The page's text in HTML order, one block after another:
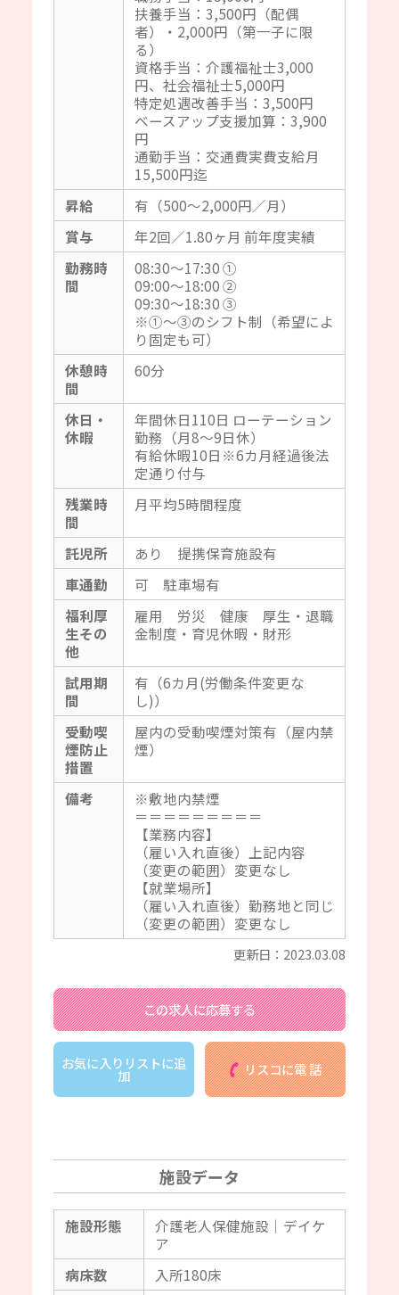
扶養手当：3,500円（配偶
者）・2,000円（第一子に限
る）
資格手当：介護福祉士3,000
円、社会福祉士5,000円
特定処遇改善手当：3,500円
ベースアップ支援加算：3,900
円
通勤手当：交通費実費支給月
15,500円迄
昇給
有（500～2,000円／月）
賞与
年2回／1.80ヶ月 前年度実績
勤務時
間
08:30～17:30 ①
09:00～18:00 ②
09:30～18:30 ③
※①～③のシフト制（希望によ
り固定も可）
休憩時
間
60分
休日・
休暇
年間休日110日 ローテーション
勤務（月8～9日休）
有給休暇10日※6カ月経過後法
定通り付与
残業時
間
月平均5時間程度
託児所
あり 提携保育施設有
車通勤
可 駐車場有
福利厚
生その
他
雇用 労災 健康 厚生・退職
金制度・育児休暇・財形
試用期
間
有（6カ月(労働条件変更な
し)）
受動喫
煙防止
措置
屋内の受動喫煙対策有（屋内禁
煙）
備考
※敷地内禁煙
＝＝＝＝＝＝＝＝＝
【業務内容】
（雇い入れ直後）上記内容
（変更の範囲）変更なし
【就業場所】
（雇い入れ直後）勤務地と同じ
（変更の範囲）変更なし
更新日：2023.03.08
この求人に応募する
お気に入りリストに追
加 リスコに電 話
施設データ
施設形態
介護老人保健施設｜デイケ
ア
病床数
入所180床